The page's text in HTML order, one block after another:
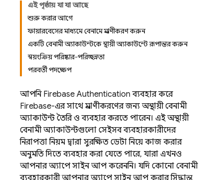
এই পৃষ্ঠায় যা যা আছে
শুরু করার আগে
ফায়ারবেসের মাধ্যমে বেনামে প্রমাণীকরণ করুন
একটি বেনামী অ্যাকাউন্টকে স্থায়ী অ্যাকাউন্টে রূপান্তর করুন
স্বয়ংক্রিয় পরিষ্কার-পরিচ্ছন্নতা
পরবর্তী পদক্ষেপ
আপনি Firebase Authentication ব্যবহার করে
Firebase-এর সাথে প্রমাণীকরণের জন্য অস্থায়ী বেনামী
অ্যাকাউন্ট তৈরি ও ব্যবহার করতে পারেন। এই অস্থায়ী
বেনামী অ্যাকাউন্টগুলো সেইসব ব্যবহারকারীদের
নিরাপত্তা নিয়ম দ্বারা সুরক্ষিত ডেটা নিয়ে কাজ করার
অনুমতি দিতে ব্যবহার করা যেতে পারে, যারা এখনও
আপনার অ্যাপে সাইন আপ করেননি। যদি কোনো বেনামী
ব্যবহারকারী আপনার অ্যাপে সাইন আপ করার সিদ্ধান্ত